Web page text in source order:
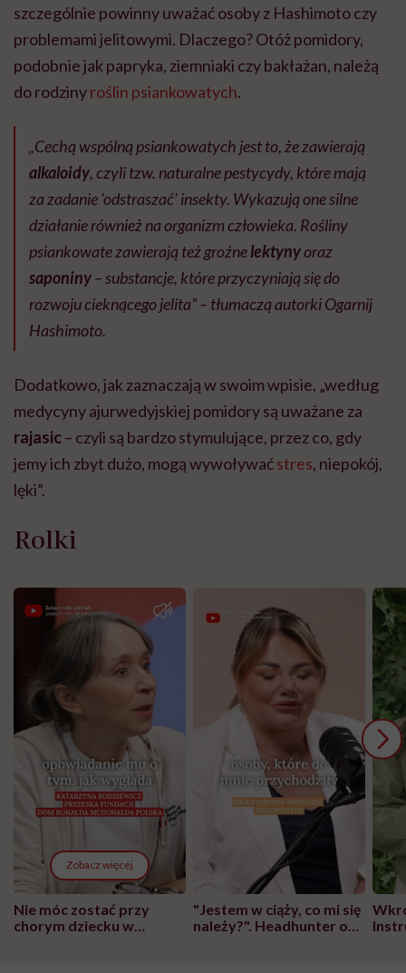
szczególnie powinny uważać osoby z Hashimoto czy
problemami jelitowymi. Dlaczego? Otóż pomidory,
podobnie jak papryka, ziemniaki czy bakłażan, należą
do rodzinyroślin psiankowatych.
„Cechą wspólną psiankowatych jest to, że zawierają
alkaloidy, czyli tzw. naturalne pestycydy, które mają
za zadanie 'odstraszać’ insekty. Wykazują one silne
działanie również na organizm człowieka. Rośliny
psiankowate zawierają też groźnelektynyoraz
saponiny– substancje, które przyczyniają się do
rozwoju cieknącego jelita” – tłumaczą autorki Ogarnij
Hashimoto.
Dodatkowo, jak zaznaczają w swoim wpisie, „według
medycyny ajurwedyjskiej pomidory są uważane za
rajasic– czyli są bardzo stymulujące, przez co, gdy
jemy ich zbyt dużo, mogą wywoływaćstres, niepokój,
lęki”.
Rolki
Zobacz więcej
Nie móc zostać przy
chorym dziecku w
"Jestem w ciąży, co mi się
należy?". Headhunter o